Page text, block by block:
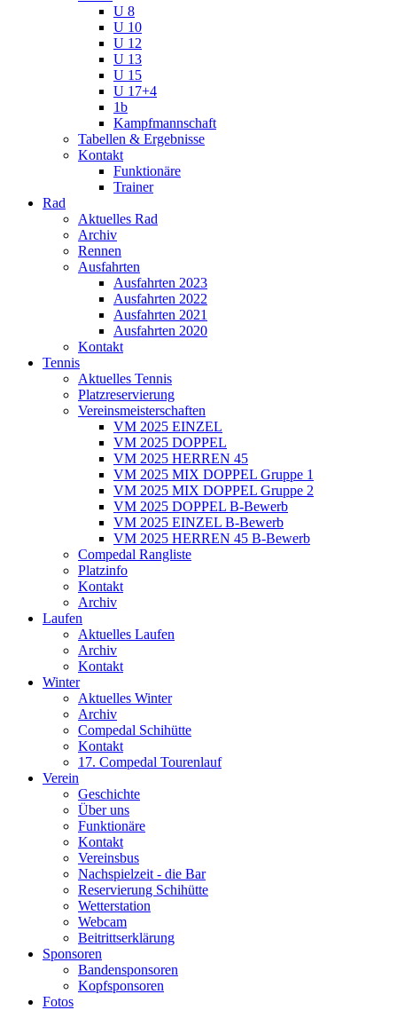
U 8
U 10
U 12
U 13
U 15
U 17+4
1b
Kampfmannschaft
Tabellen & Ergebnisse
Kontakt
Funktionäre
Trainer
Rad
Aktuelles Rad
Archiv
Rennen
Ausfahrten
Ausfahrten 2023
Ausfahrten 2022
Ausfahrten 2021
Ausfahrten 2020
Kontakt
Tennis
Aktuelles Tennis
Platzreservierung
Vereinsmeisterschaften
VM 2025 EINZEL
VM 2025 DOPPEL
VM 2025 HERREN 45
VM 2025 MIX DOPPEL Gruppe 1
VM 2025 MIX DOPPEL Gruppe 2
VM 2025 DOPPEL B-Bewerb
VM 2025 EINZEL B-Bewerb
VM 2025 HERREN 45 B-Bewerb
Compedal Rangliste
Platzinfo
Kontakt
Archiv
Laufen
Aktuelles Laufen
Archiv
Kontakt
Winter
Aktuelles Winter
Archiv
Compedal Schihütte
Kontakt
17. Compedal Tourenlauf
Verein
Geschichte
Über uns
Funktionäre
Kontakt
Vereinsbus
Nachspielzeit - die Bar
Reservierung Schihütte
Wetterstation
Webcam
Beitrittserklärung
Sponsoren
Bandensponsoren
Kopfsponsoren
Fotos